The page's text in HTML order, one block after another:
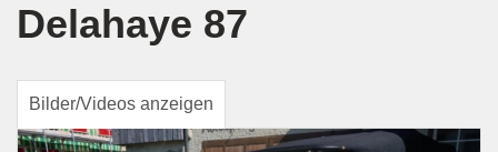
Delahaye 87
Bilder/Videos anzeigen